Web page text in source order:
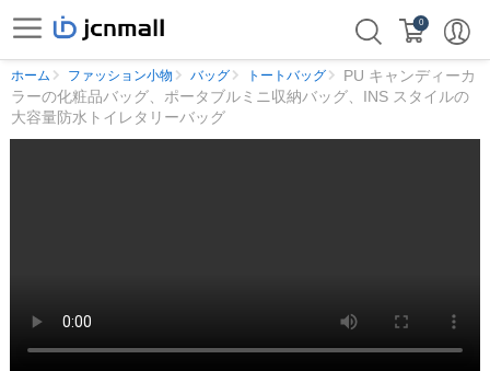
0
ホーム ファッション小物 バッグ トートバッグ
PU キャンディーカ
ラーの化粧品バッグ、ポータブルミニ収納バッグ、INS スタイルの
大容量防水トイレタリーバッグ